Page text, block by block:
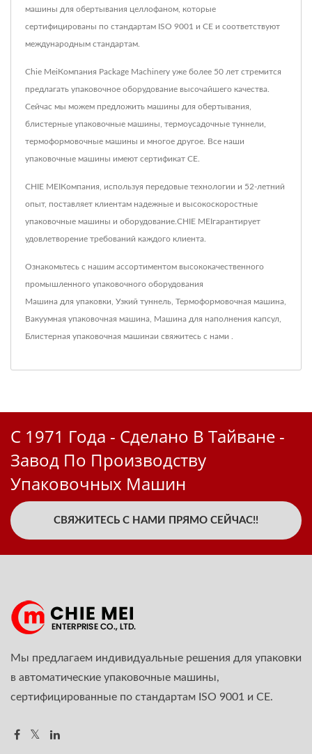
машины для обертывания целлофаном, которые
сертифицированы по стандартам ISO 9001 и CE и соответствуют
международным стандартам.
Chie MeiКомпания Package Machinery уже более 50 лет стремится
предлагать упаковочное оборудование высочайшего качества.
Сейчас мы можем предложить машины для обертывания,
блистерные упаковочные машины, термоусадочные туннели,
термоформовочные машины и многое другое. Все наши
упаковочные машины имеют сертификат CE.
CHIE MEIКомпания, используя передовые технологии и 52-летний
опыт, поставляет клиентам надежные и высокоскоростные
упаковочные машины и оборудование.CHIE MEIгарантирует
удовлетворение требований каждого клиента.
Ознакомьтесь с нашим ассортиментом высококачественного
промышленного упаковочного оборудования
Машина для упаковки Узкий туннель Термоформовочная машина
Вакуумная упаковочная машина Машина для наполнения капсул
Блистерная упаковочная машинаи свяжитесь с нами
С 1971 Года - Сделано В Тайване -
Завод По Производству
Упаковочных Машин
СВЯЖИТЕСЬ С НАМИ ПРЯМО СЕЙЧАС!!
Мы предлагаем индивидуальные решения для упаковки
в автоматические упаковочные машины,
сертифицированные по стандартам ISO 9001 и CE.